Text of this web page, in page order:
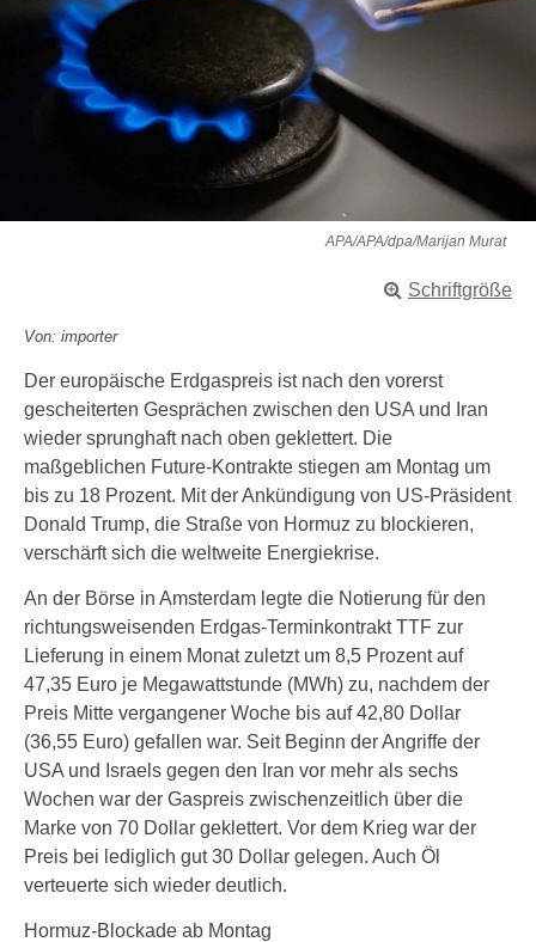
APA/APA/dpa/Marijan Murat
Schriftgröße
Von: importer
Der europäische Erdgaspreis ist nach den vorerst
gescheiterten Gesprächen zwischen den USA und Iran
wieder sprunghaft nach oben geklettert. Die
maßgeblichen Future-Kontrakte stiegen am Montag um
bis zu 18 Prozent. Mit der Ankündigung von US-Präsident
Donald Trump, die Straße von Hormuz zu blockieren,
verschärft sich die weltweite Energiekrise.
An der Börse in Amsterdam legte die Notierung für den
richtungsweisenden Erdgas-Terminkontrakt TTF zur
Lieferung in einem Monat zuletzt um 8,5 Prozent auf
47,35 Euro je Megawattstunde (MWh) zu, nachdem der
Preis Mitte vergangener Woche bis auf 42,80 Dollar
(36,55 Euro) gefallen war. Seit Beginn der Angriffe der
USA und Israels gegen den Iran vor mehr als sechs
Wochen war der Gaspreis zwischenzeitlich über die
Marke von 70 Dollar geklettert. Vor dem Krieg war der
Preis bei lediglich gut 30 Dollar gelegen. Auch Öl
verteuerte sich wieder deutlich.
Hormuz-Blockade ab Montag